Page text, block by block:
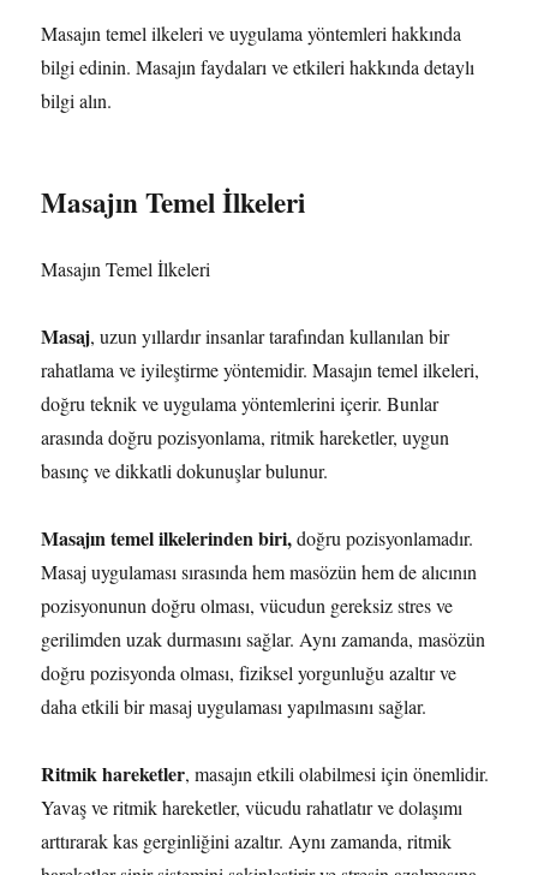
Masajın temel ilkeleri ve uygulama yöntemleri hakkında
bilgi edinin. Masajın faydaları ve etkileri hakkında detaylı
bilgi alın.
Masajın Temel İlkeleri
Masajın Temel İlkeleri
Masaj, uzun yıllardır insanlar tarafından kullanılan bir
rahatlama ve iyileştirme yöntemidir. Masajın temel ilkeleri,
doğru teknik ve uygulama yöntemlerini içerir. Bunlar
arasında doğru pozisyonlama, ritmik hareketler, uygun
basınç ve dikkatli dokunuşlar bulunur.
Masajın temel ilkelerinden biri,doğru pozisyonlamadır.
Masaj uygulaması sırasında hem masözün hem de alıcının
pozisyonunun doğru olması, vücudun gereksiz stres ve
gerilimden uzak durmasını sağlar. Aynı zamanda, masözün
doğru pozisyonda olması, fiziksel yorgunluğu azaltır ve
daha etkili bir masaj uygulaması yapılmasını sağlar.
Ritmik hareketler, masajın etkili olabilmesi için önemlidir.
Yavaş ve ritmik hareketler, vücudu rahatlatır ve dolaşımı
arttırarak kas gerginliğini azaltır. Aynı zamanda, ritmik